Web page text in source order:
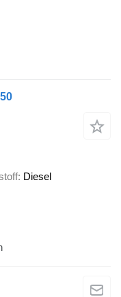
Diesel